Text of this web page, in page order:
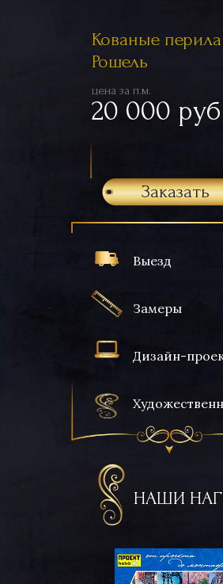
Выезд
Замеры
Дизайн-
НАШИ
Кованые перила
Рошель
цена за п.м.
20 000
Заказать